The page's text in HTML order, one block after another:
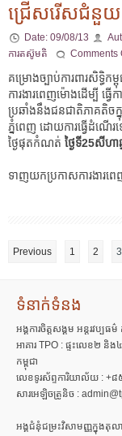
ជ្រើសរើសជំនួយក
Date: 09/08/13
ការតស៊ូមតិ
Comments
គម្រោងច្បាប់ការពារសិទ្ធិក
ការងារពេញម៉ោងដើម្បី ធ្វ
ប្រឆាំងនឹងជនជាតិភាគតិចក្
ភ្នំពេញ ដោយការធ្វើដំណើរ
ថ្ងៃផុតកំណត់ ថ្ងៃទី25សីហា
ទាញយកប្រកាសការងារព
Previous 1 2 3
ទំនាក់ទំនង
អង្គការចិត្តសង្គម អន្តរវប្បធ
អាគារ TPO : ផ្ទះលេខ២ និង
កម្ពុជា
លេខទូរស័ព្ទការិយាល័យ :
សារអេឡិចត្រូនិច :
អង្គជំនុំជម្រះវិសាមញ្ញក្នុងតុល